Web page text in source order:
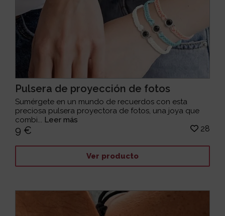
Pulsera de proyección de fotos
Sumérgete en un mundo de recuerdos con esta
preciosa pulsera proyectora de fotos, una joya que
combi... Leer más
9 € 28
Ver producto